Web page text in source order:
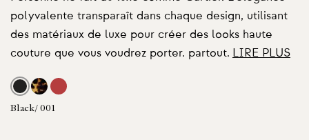
polyvalente transparaît dans chaque design, utilisant
des matériaux de luxe pour créer des looks haute
couture que vous voudrez porter. partout.
LIRE PLUS
Black/ 001